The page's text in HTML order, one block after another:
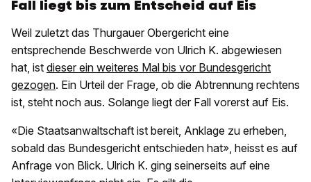
Fall liegt bis zum Entscheid auf Eis
Weil zuletzt das Thurgauer Obergericht eine
entsprechende Beschwerde von Ulrich K. abgewiesen
hat, ist dieser ein weiteres Mal bis vor Bundesgericht
gezogen. Ein Urteil der Frage, ob die Abtrennung rechtens
ist, steht noch aus. Solange liegt der Fall vorerst auf Eis.
«Die Staatsanwaltschaft ist bereit, Anklage zu erheben,
sobald das Bundesgericht entschieden hat», heisst es auf
Anfrage von Blick. Ulrich K. ging seinerseits auf eine